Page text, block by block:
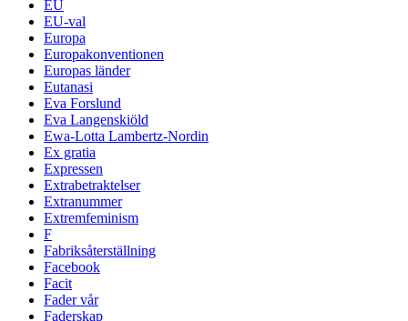
EU
EU-val
Europa
Europakonventionen
Europas länder
Eutanasi
Eva Forslund
Eva Langenskiöld
Ewa-Lotta Lambertz-Nordin
Ex gratia
Expressen
Extrabetraktelser
Extranummer
Extremfeminism
F
Fabriksåterställning
Facebook
Facit
Fader vår
Faderskap